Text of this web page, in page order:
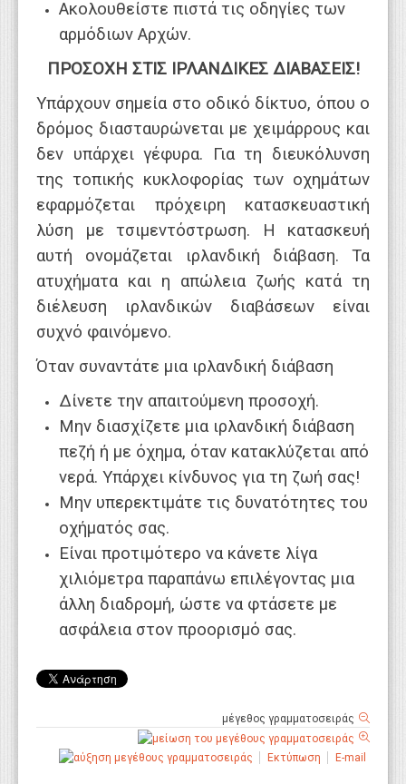
Ακολουθείστε πιστά τις οδηγίες των
αρμόδιων Αρχών.
ΠΡΟΣΟΧΗ ΣΤΙΣ ΙΡΛΑΝΔΙΚΕΣ ΔΙΑΒΑΣΕΙΣ!
Υπάρχουν σημεία στο οδικό δίκτυο, όπου ο
δρόμος διασταυρώνεται με χειμάρρους και
δεν υπάρχει γέφυρα. Για τη διευκόλυνση
της τοπικής κυκλοφορίας των οχημάτων
εφαρμόζεται πρόχειρη κατασκευαστική
λύση με τσιμεντόστρωση. Η κατασκευή
αυτή ονομάζεται ιρλανδική διάβαση. Τα
ατυχήματα και η απώλεια ζωής κατά τη
διέλευση ιρλανδικών διαβάσεων είναι
συχνό φαινόμενο.
Όταν συναντάτε μια ιρλανδική διάβαση
Δίνετε την απαιτούμενη προσοχή.
Μην διασχίζετε μια ιρλανδική διάβαση
πεζή ή με όχημα, όταν κατακλύζεται από
νερά. Υπάρχει κίνδυνος για τη ζωή σας!
Μην υπερεκτιμάτε τις δυνατότητες του
οχήματός σας.
Είναι προτιμότερο να κάνετε λίγα
χιλιόμετρα παραπάνω επιλέγοντας μια
άλλη διαδρομή, ώστε να φτάσετε με
ασφάλεια στον προορισμό σας.
μέγεθος γραμματοσειράς
Εκτύπωση E-mail